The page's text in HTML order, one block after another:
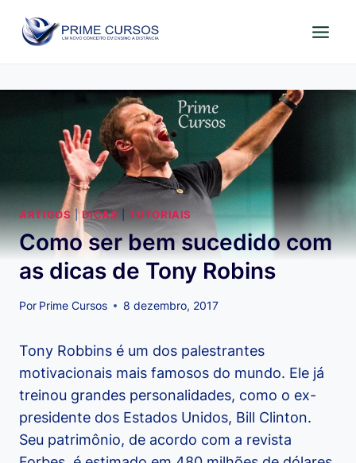
para
ARTIGOS |DICAS |TUTORIAIS
Como ser bem sucedido com
as dicas de Tony Robins
Por Prime Cursos 8 dezembro, 2017
Tony Robbins é um dos palestrantes
motivacionais mais famosos do mundo. Ele já
treinou grandes personalidades, como o ex-
presidente dos Estados Unidos, Bill Clinton.
Seu patrimônio, de acordo com a revista